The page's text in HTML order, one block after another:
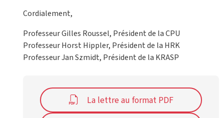
Cordialement,
Professeur Gilles Roussel, Président de la CPU
Professeur Horst Hippler, Président de la HRK
Professeur Jan Szmidt, Président de la KRASP
La lettre au format PDF